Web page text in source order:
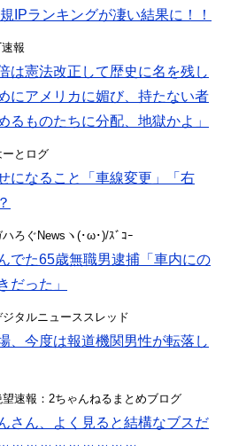
IPランキングが凄い結果に！！
報
は憲法改正して歴史に名を残し
にアメリカに媚び、持たない者
るものたちに分配、地獄かよ」
ーとログ
になること「車線変更」「右
ろぐNewsヽ(･ω･)/ｽﾞｺｰ
でた65歳無職男逮捕「車内にの
だった」
タルニューススレッド
、今度は報道機関男性が転落し
速報：2ちゃんねるまとめブログ
さん、よく見ると結構なブスだ